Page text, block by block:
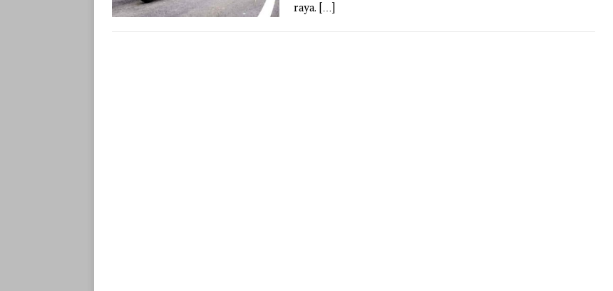
raya. […]